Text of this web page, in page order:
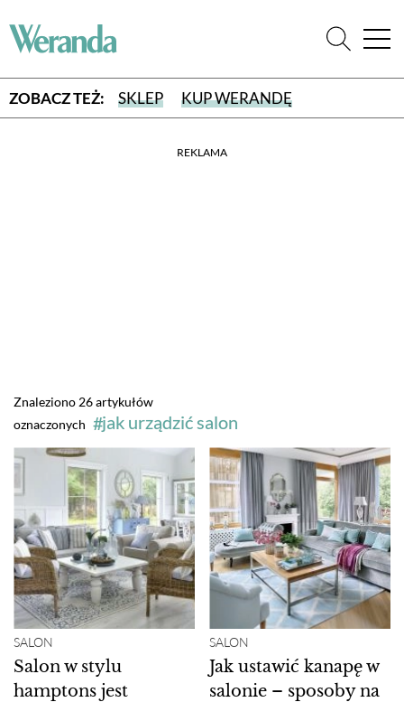
ZOBACZ TEŻ: SKLEP KUP WERANDĘ
REKLAMA
Znaleziono 26 artykułów
oznaczonych
jak urządzić salon
SALON
Salon w stylu
hamptons jest
SALON
Jak ustawić kanapę w
salonie – sposoby na